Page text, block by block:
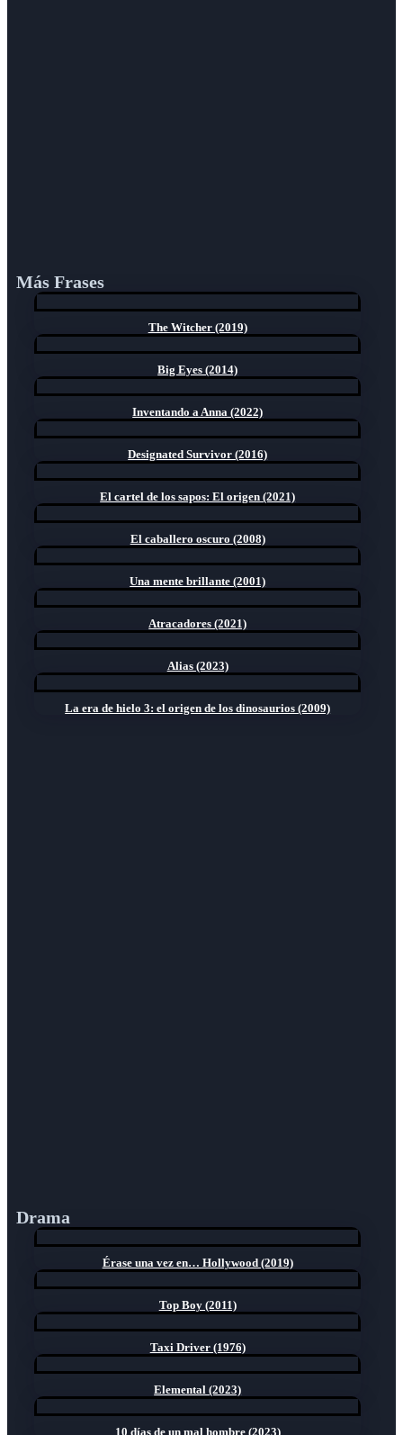
Más Frases
The Witcher (2019)
Big Eyes (2014)
Inventando a Anna (2022)
Designated Survivor (2016)
El cartel de los sapos: El origen (2021)
El caballero oscuro (2008)
Una mente brillante (2001)
Atracadores (2021)
Alias (2023)
La era de hielo 3: el origen de los dinosaurios (2009)
Drama
Érase una vez en… Hollywood (2019)
Top Boy (2011)
Taxi Driver (1976)
Elemental (2023)
10 días de un mal hombre (2023)